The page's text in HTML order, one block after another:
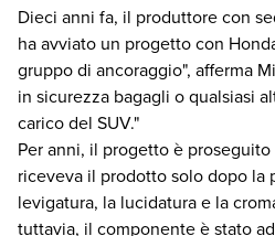
Dieci anni fa, il produttore con
ha avviato un progetto con
gruppo di ancoraggio", afferma
in sicurezza bagagli o qualsiasi
carico del SUV."
Per anni, il progetto è
riceveva il prodotto solo dopo la
levigatura, la lucidatura e la
tuttavia, il componente è stato